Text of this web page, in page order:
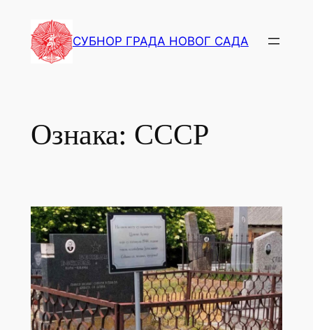
СУБНОР ГРАДА НОВОГ САДА
Ознака: СССР